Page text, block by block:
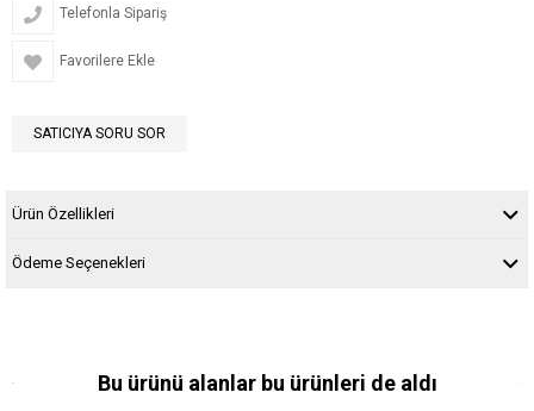
Telefonla Sipariş
Favorilere Ekle
SATICIYA SORU SOR
Ürün Özellikleri
Ödeme Seçenekleri
Bu ürünü alanlar bu ürünleri de aldı